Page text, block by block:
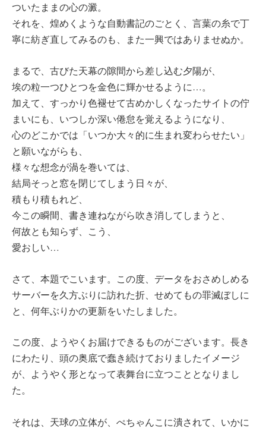
ついたままの心の澱。
それを、煌めくような自動書記のごとく、言葉の糸で丁
寧に紡ぎ直してみるのも、また一興ではありませぬか。
まるで、古びた天幕の隙間から差し込む夕陽が、
埃の粒一つひとつを金色に輝かせるように…。
加えて、すっかり色褪せて古めかしくなったサイトの佇
まいにも、いつしか深い倦怠を覚えるようになり、
心のどこかでは「いつか大々的に生まれ変わらせたい」
と願いながらも、
様々な想念が渦を巻いては、
結局そっと窓を閉じてしまう日々が、
積もり積もれど、
今この瞬間、書き連ねながら吹き消してしまうと、
何故とも知らず、こう、
愛おしい…
さて、本題でこいます。この度、データをおさめしめる
サーバーを久方ぶりに訪れた折、せめてもの罪滅ぼしに
と、何年ぶりかの更新をいたしました。
この度、 よ うやく お届けでき る ものがございます。 長き
にわた り 頭の奥底で蠢き続けており ま したイ メージ
が
よ うやく 形となって表舞台に立つこ と となり ま し
た。
それは 天球の立体が ぺちゃんこ に潰されて いかに